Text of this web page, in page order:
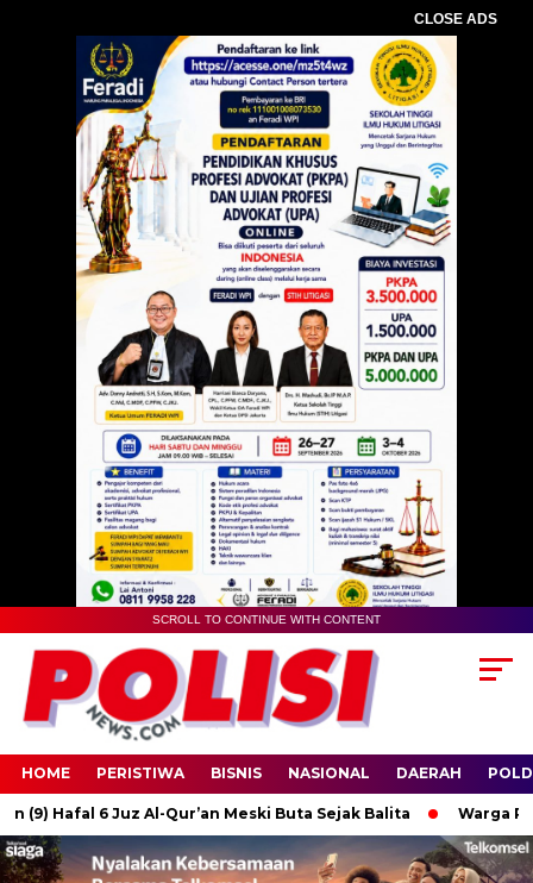
CLOSE ADS
SCROLL TO CONTINUE WITH CONTENT
HOME PERISTIWA BISNIS NASIONAL DAERAH
Hafal 6 Juz Al-Qur’an Meski Buta Sejak Balita Warga Raas